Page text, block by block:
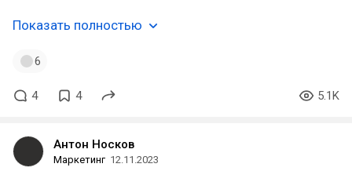
Показать полностью
6
4 4 5.1K
Антон Носков
Маркетинг 12.11.2023